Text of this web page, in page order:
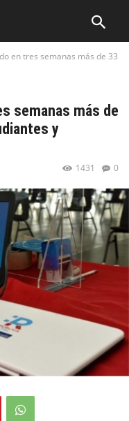
en tres semanas más de 33
semanas más de
y
0
1431